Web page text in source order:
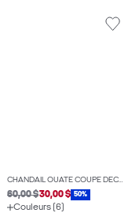
CHANDAIL OUATÉ COUPE DÉCONTRACTÉE
60,00 $30,00 $ 50%
Couleurs (6)